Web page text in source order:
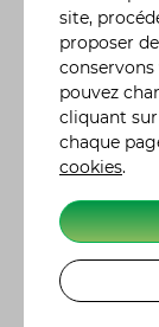
gamme
classiques
jetski ou
pouvez
garanties
des risques
devis à la
moto, auto
conseillers
renseigner
votre
Alors
site,
proposer
conservons
pouvez
cliquant sur
chaque
cookies.